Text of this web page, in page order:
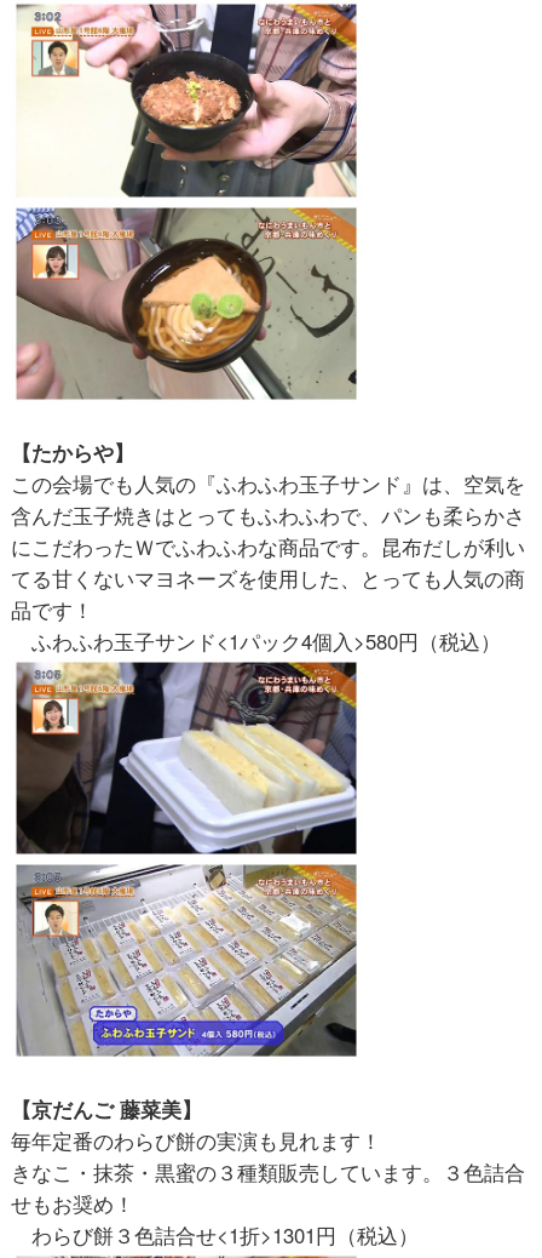
【たからや】
この会場でも人気の『ふわふわ玉子サンド』は、空気を
含んだ玉子焼きはとってもふわふわで、パンも柔らかさ
にこだわったＷでふわふわな商品です。昆布だしが利い
てる甘くないマヨネーズを使用した、とっても人気の商
品です！
ふわふわ玉子サンド<1パック4個入>580円（税込）
【京だんご 藤菜美】
毎年定番のわらび餅の実演も見れます！
きなこ・抹茶・黒蜜の３種類販売しています。３色詰合
せもお奨め！
わらび餅３色詰合せ<1折>1301円（税込）